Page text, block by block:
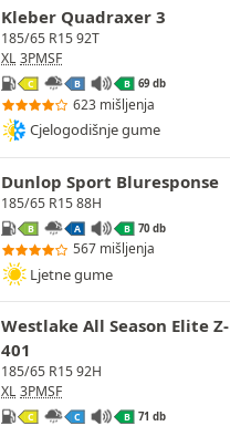
Kleber Quadraxer 3
185/65 R15 92T
XL 3PMSF
C B B 69 db
623 mišljenja
Cjelogodišnje gume
Dunlop Sport Bluresponse
185/65 R15 88H
B A B 70 db
567 mišljenja
Ljetne gume
Westlake All Season Elite Z-
401
185/65 R15 92H
XL 3PMSF
C C B 71 db